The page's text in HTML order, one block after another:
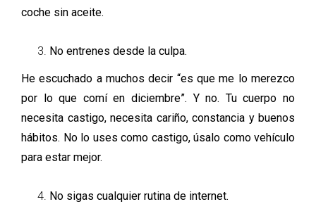
coche sin aceite.
No entrenes desde la culpa.
He escuchado a muchos decir “es que me lo merezco
por lo que comí en diciembre”. Y no. Tu cuerpo no
necesita castigo, necesita cariño, constancia y buenos
hábitos. No lo uses como castigo, úsalo como vehículo
para estar mejor.
No sigas cualquier rutina de internet.